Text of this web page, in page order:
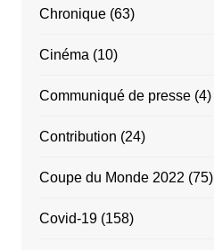
Chronique(63)
Cinéma (10)
Communiqué de presse(4)
Contribution (24)
Coupe du Monde 2022 (75)
Covid-19(158)